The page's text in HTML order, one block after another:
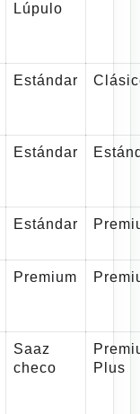
Lúpulo
Estándar
Estándar
Estándar
Premium
Saaz
checo
Plus